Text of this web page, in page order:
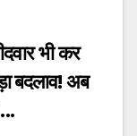
भी कर
बदलाव! अब